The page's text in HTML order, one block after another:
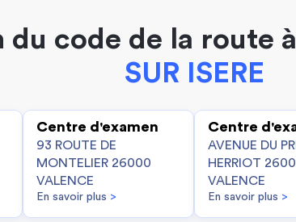
du code de la route
SUR ISERE
Centre d'examen
93 ROUTE DE
MONTELIER 26000
VALENCE
En savoir plus >
Centre
AVENUE DU
HERRIOT
VALENCE
En savoir plus >